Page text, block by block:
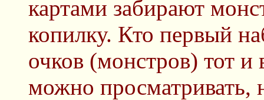
картами забирают
копилку. Кто первый
очков (монстров) тот
можно просматривать,